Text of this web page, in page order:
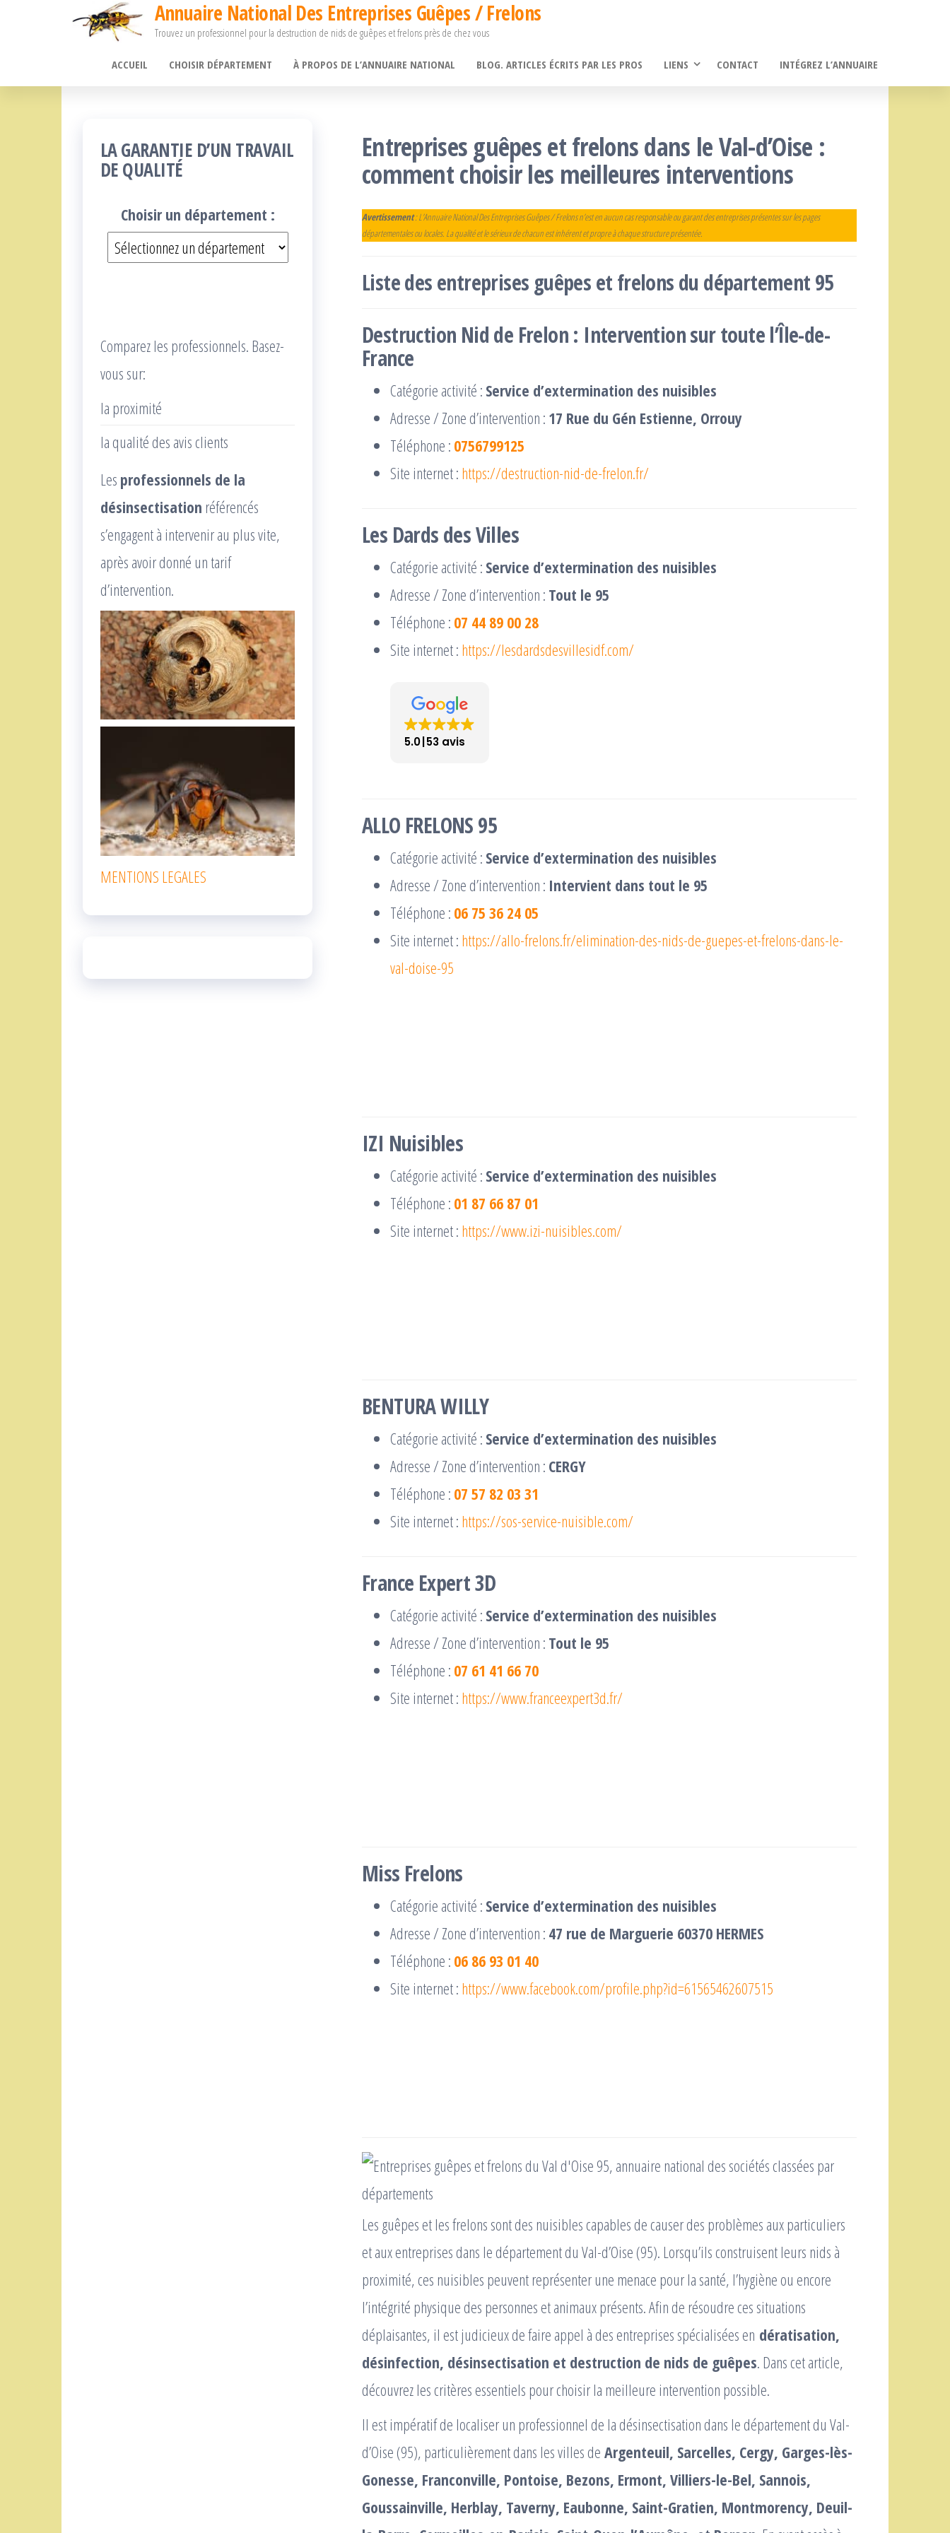
Annuaire National Des Entreprises Guêpes / Frelons
Trouvez un professionnel pour la destruction de nids de guêpes et frelons près de chez vous
ACCUEIL CHOISIR DÉPARTEMENT À PROPOS DE L’ANNUAIRE NATIONAL BLOG. ARTICLES ÉCRITS PAR LES PROS LIENS CONTACT INTÉGREZ L’ANNUAIRE
Entreprises guêpes et frelons dans le Val-d’Oise :
comment choisir les meilleures interventions
Avertissement: L’Annuaire National Des Entreprises Guêpes / Frelons n’est en aucun cas responsable ou garant des entreprises présentes sur les pages
départementales ou locales. La qualité et le sérieux de chacun est inhérent et propre à chaque structure présentée.
Liste des entreprises guêpes et frelons du département 95
Destruction Nid de Frelon : Intervention sur toute l’Île-de-
France
Catégorie activité : Service d’extermination des nuisibles
Adresse / Zone d’intervention : 17 Rue du Gén Estienne, Orrouy
Téléphone : 0756799125
Site internet : https://destruction-nid-de-frelon.fr/
Les Dards des Villes
Catégorie activité : Service d’extermination des nuisibles
Adresse / Zone d’intervention : Tout le 95
Téléphone : 07 44 89 00 28
Site internet : https://lesdardsdesvillesidf.com/
5.0 53 avis
ALLO FRELONS 95
Catégorie activité : Service d’extermination des nuisibles
Adresse / Zone d’intervention : Intervient dans tout le 95
Téléphone : 06 75 36 24 05
Site internet : https://allo-frelons.fr/elimination-des-nids-de-guepes-et-frelons-dans-le-
val-doise-95
IZI Nuisibles
Catégorie activité : Service d’extermination des nuisibles
Téléphone : 01 87 66 87 01
Site internet : https://www.izi-nuisibles.com/
BENTURA WILLY
Catégorie activité : Service d’extermination des nuisibles
Adresse / Zone d’intervention : CERGY
Téléphone : 07 57 82 03 31
Site internet : https://sos-service-nuisible.com/
France Expert 3D
Catégorie activité : Service d’extermination des nuisibles
Adresse / Zone d’intervention : Tout le 95
Téléphone : 07 61 41 66 70
Site internet : https://www.franceexpert3d.fr/
Miss Frelons
Catégorie activité : Service d’extermination des nuisibles
Adresse / Zone d’intervention : 47 rue de Marguerie 60370 HERMES
Téléphone : 06 86 93 01 40
Site internet : https://www.facebook.com/profile.php?id=61565462607515
Les guêpes et les frelons sont des nuisibles capables de causer des problèmes aux particuliers
et aux entreprises dans le département du Val-d’Oise (95). Lorsqu’ils construisent leurs nids à
proximité, ces nuisibles peuvent représenter une menace pour la santé, l’hygiène ou encore
l’intégrité physique des personnes et animaux présents. Afin de résoudre ces situations
déplaisantes, il est judicieux de faire appel à des entreprises spécialisées en dératisation,
désinfection, désinsectisation et destruction de nids de guêpes. Dans cet article,
découvrez les critères essentiels pour choisir la meilleure intervention possible.
Il est impératif de localiser un professionnel de la désinsectisation dans le département du Val-
d’Oise (95), particulièrement dans les villes de Argenteuil, Sarcelles, Cergy, Garges-lès-
Gonesse, Franconville, Pontoise, Bezons, Ermont, Villiers-le-Bel, Sannois,
Goussainville, Herblay, Taverny, Eaubonne, Saint-Gratien, Montmorency, Deuil-
LA GARANTIE D’UN TRAVAIL
DE QUALITÉ
Choisir un département :
Comparez les professionnels. Basez-
vous sur:
la proximité
la qualité des avis clients
Les professionnels de la
désinsectisation référencés
s’engagent à intervenir au plus vite,
après avoir donné un tarif
d’intervention.
MENTIONS LEGALES